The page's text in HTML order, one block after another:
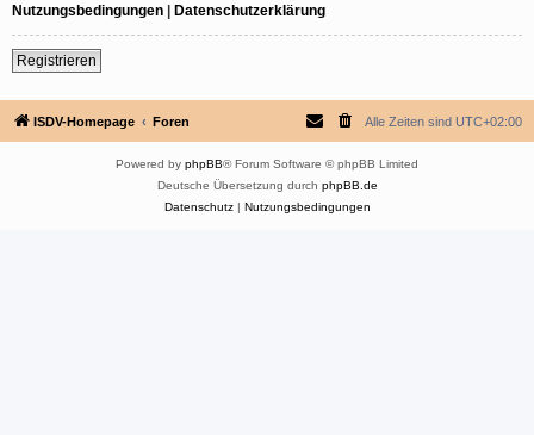
Nutzungsbedingungen | Datenschutzerklärung
Registrieren
ISDV-Homepage Foren Alle Zeiten sind UTC+02:00
Powered by phpBB® Forum Software © phpBB Limited
Deutsche Übersetzung durch phpBB.de
Datenschutz| Nutzungsbedingungen